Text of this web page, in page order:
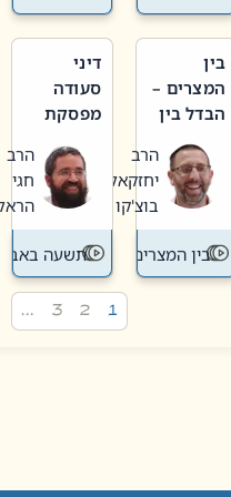
בין
המצרים –
הבדל בין
חדשה
לישנה
הרב
יחזקאל
בוצ'קו
בין המצרים
דיני
סעודה
מפסקת
תשעה
באב
הרב
חגי
הראל
תשעה באב